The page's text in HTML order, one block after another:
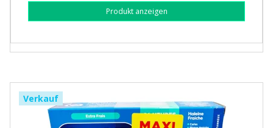
Produkt anzeigen
Verkauf